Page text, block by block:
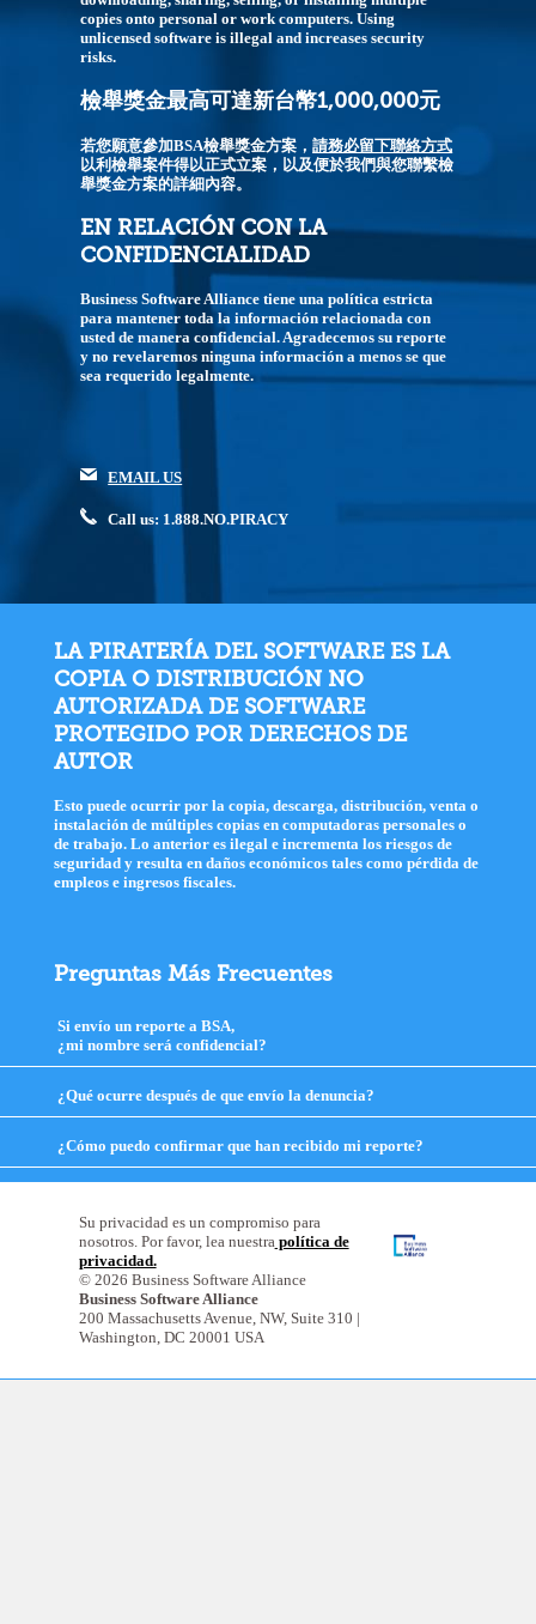
copies onto personal or work computers. Using
unlicensed software is illegal and increases security
risks.
檢舉獎金最高可達新台幣1,000,000元
若您願意參加BSA檢舉獎金方案，請務必留下聯絡方式
以利檢舉案件得以正式立案，以及便於我們與您聯繫檢
舉獎金方案的詳細內容。
EN RELACIÓN CON LA
CONFIDENCIALIDAD
Business Software Alliance tiene una política estricta
para mantener toda la información relacionada con
usted de manera confidencial. Agradecemos su reporte
y no revelaremos ninguna información a menos se que
sea requerido legalmente.
EMAIL US
Call us: 1.888.NO.PIRACY
LA PIRATERÍA DEL SOFTWARE ES LA
COPIA O DISTRIBUCIÓN NO
AUTORIZADA DE SOFTWARE
PROTEGIDO POR DERECHOS DE
AUTOR
Esto puede ocurrir por la copia, descarga, distribución, venta o
instalación de múltiples copias en computadoras personales o
de trabajo. Lo anterior es ilegal e incrementa los riesgos de
seguridad y resulta en daños económicos tales como pérdida de
empleos e ingresos fiscales.
Preguntas Más Frecuentes
Si envío un reporte a BSA,
¿mi nombre será confidencial?
to
contents
¿Qué ocurre después de que envío la denuncia?
to
contents
¿Cómo puedo confirmar que han recibido mi reporte?
to
expand
Su privacidad es un compromiso para
nosotros. Por favor, lea nuestra política de
privacidad.
© 2026 Business Software Alliance
Business Software Alliance
200 Massachusetts Avenue, NW, Suite 310 |
Washington, DC 20001 USA